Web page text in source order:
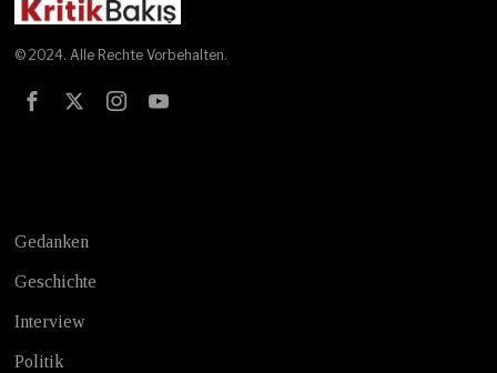
© 2024. Alle Rechte Vorbehalten.
Gedanken
Geschichte
Interview
Politik